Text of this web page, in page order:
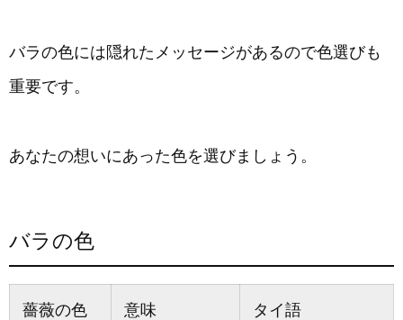
バラの色には隠れたメッセージがあるので色選びも
重要です。
あなたの想いにあった色を選びましょう。
バラの色
薔薇の色 意味 タイ語